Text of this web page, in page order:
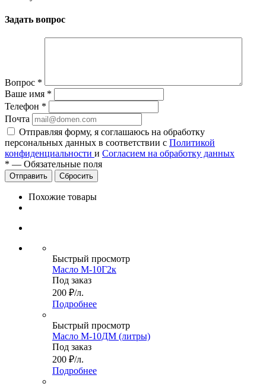
Задать вопрос
Вопрос *
Ваше имя *
Телефон *
Почта
Отправляя форму, я соглашаюсь на обработку
персональных данных в соответствии с Политикой
конфиденциальности и Согласием на обработку данных
* — Обязательные поля
Сбросить
Похожие товары
Быстрый просмотр
Масло М-10Г2к
Под заказ
200 ₽/л.
Подробнее
Быстрый просмотр
Масло М-10ДМ (литры)
Под заказ
200 ₽/л.
Подробнее